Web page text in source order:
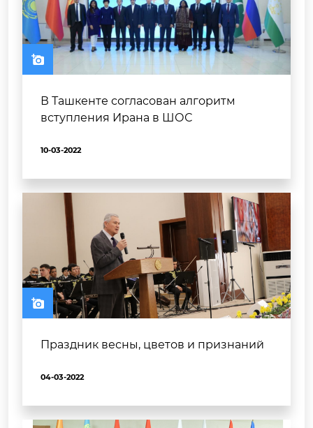
В Ташкенте согласован алгоритм
вступления Ирана в ШОС
10-03-2022
Праздник весны, цветов и признаний
04-03-2022